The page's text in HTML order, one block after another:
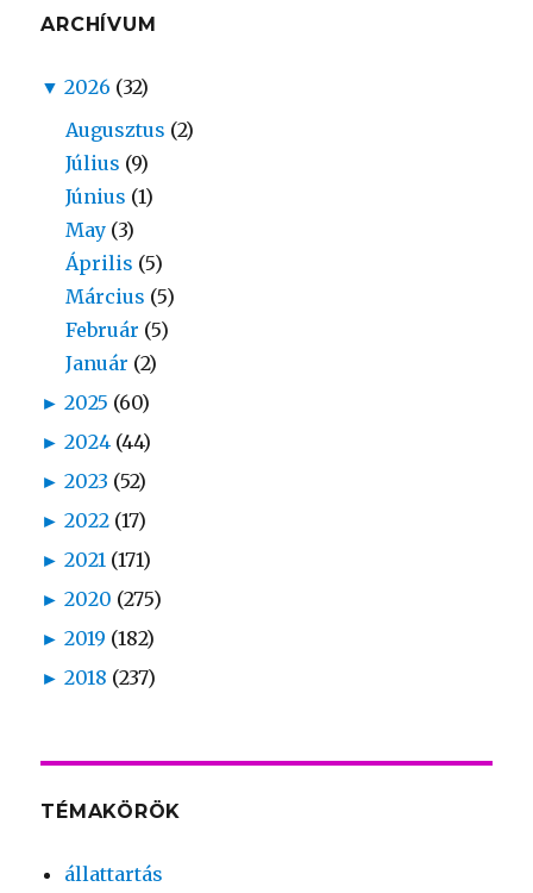
ARCHÍVUM
▼ 2026 (32)
Augusztus (2)
Július (9)
Június (1)
May (3)
Április (5)
Március (5)
Február (5)
Január (2)
► 2025 (60)
► 2024 (44)
► 2023 (52)
► 2022 (17)
► 2021 (171)
► 2020 (275)
► 2019 (182)
► 2018 (237)
TÉMAKÖRÖK
állattartás